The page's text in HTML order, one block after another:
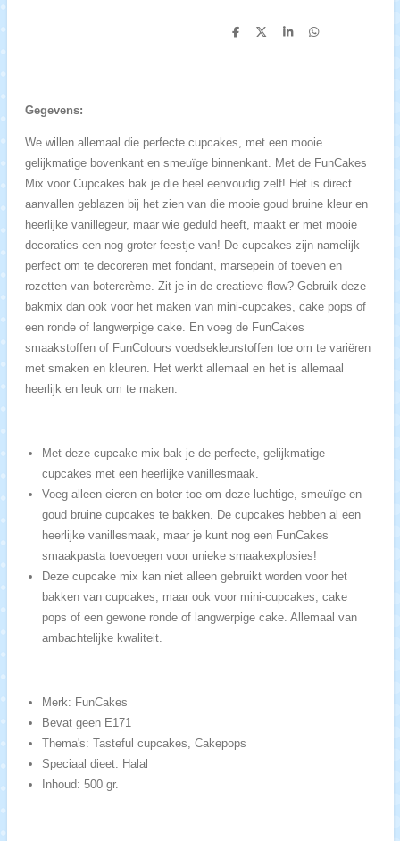
D
D
S
D
Gegevens:
We willen allemaal die perfecte cupcakes, met een mooie
gelijkmatige bovenkant en smeuïge binnenkant. Met de FunCakes
Mix voor Cupcakes bak je die heel eenvoudig zelf! Het is direct
aanvallen geblazen bij het zien van die mooie goud bruine kleur en
heerlijke vanillegeur, maar wie geduld heeft, maakt er met mooie
decoraties een nog groter feestje van! De cupcakes zijn namelijk
perfect om te decoreren met fondant, marsepein of toeven en
rozetten van botercrème. Zit je in de creatieve flow? Gebruik deze
bakmix dan ook voor het maken van mini-cupcakes, cake pops of
een ronde of langwerpige cake. En voeg de FunCakes
smaakstoffen of FunColours voedsekleurstoffen toe om te variëren
met smaken en kleuren. Het werkt allemaal en het is allemaal
heerlijk en leuk om te maken.
Met deze cupcake mix bak je de perfecte, gelijkmatige
cupcakes met een heerlijke vanillesmaak.
Voeg alleen eieren en boter toe om deze luchtige, smeuïge en
goud bruine cupcakes te bakken. De cupcakes hebben al een
heerlijke vanillesmaak, maar je kunt nog een FunCakes
smaakpasta toevoegen voor unieke smaakexplosies!
Deze cupcake mix kan niet alleen gebruikt worden voor het
bakken van cupcakes, maar ook voor mini-cupcakes, cake
pops of een gewone ronde of langwerpige cake. Allemaal van
ambachtelijke kwaliteit.
Merk: FunCakes
Bevat geen E171
Thema's: Tasteful cupcakes, Cakepops
Speciaal dieet: Halal
Inhoud: 500 gr.